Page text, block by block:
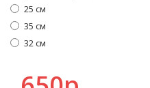
25 см
35 см
32 см